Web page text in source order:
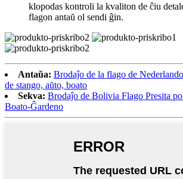
klopodas kontroli la kvaliton de ĉiu
flagon antaŭ ol sendi ĝin.
Antaŭa: Brodaĵo de la flago de
de stango, aŭto, boato
Sekva: Brodaĵo de Bolivia Flago Presita
Boato-Ĝardeno